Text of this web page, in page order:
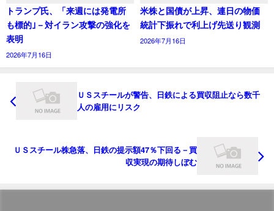
トランプ氏、「来週には発電所
も標的｣－対イラン攻撃の強化を
表明
2026年7月16日
米株と国債が上昇、連日の物価
統計下振れで利上げ先送り観測
2026年7月16日
ＵＳスチールが警告、日鉄による買収阻止なら数千
人の雇用にリスク
ＵＳスチール株急落、日鉄の提示額47％下回る－買
収実現の期待しぼむ